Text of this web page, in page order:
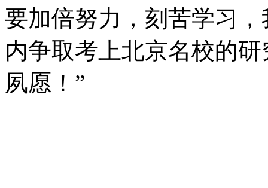
要加倍努力，刻苦学习
内争取考上北京名校的
夙愿！”